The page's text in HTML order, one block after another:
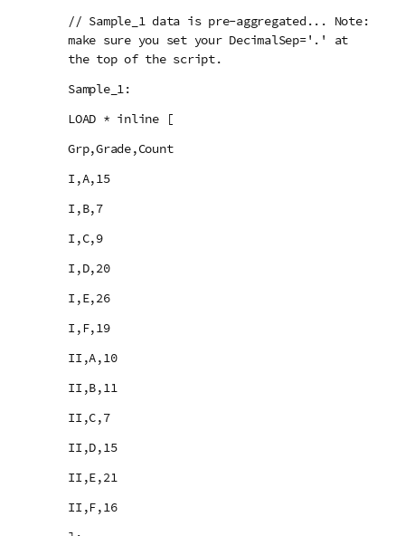
// Sample_1 data is pre-aggregated... Note:
make sure you set your DecimalSep='.' at
the top of the script.
Sample_1:
LOAD * inline [
Grp,Grade,Count
I,A,15
I,B,7
I,C,9
I,D,20
I,E,26
I,F,19
II,A,10
II,B,11
II,C,7
II,D,15
II,E,21
II,F,16